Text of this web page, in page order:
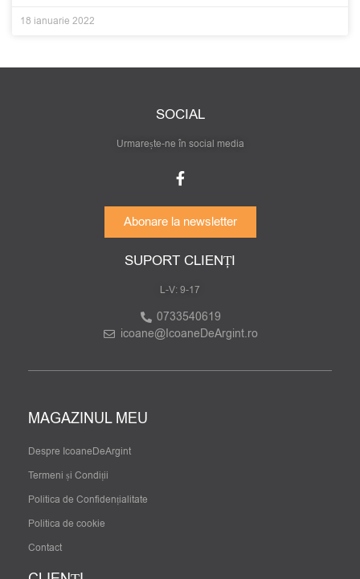
18 ianuarie 2022
SOCIAL
Urmarește-ne în social media
Abonare la newsletter
SUPORT CLIENȚI
L-V: 9-17
0733540619
icoane@IcoaneDeArgint.ro
MAGAZINUL MEU
Despre IcoaneDeArgint
Termeni și Condiții
Politica de Confidențialitate
Politica de cookie
Contact